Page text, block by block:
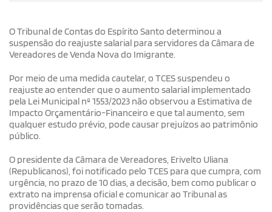
O Tribunal de Contas do Espírito Santo determinou a
suspensão do reajuste salarial para servidores da Câmara de
Vereadores de Venda Nova do Imigrante.
Por meio de uma medida cautelar, o TCES suspendeu o
reajuste ao entender que o aumento salarial implementado
pela Lei Municipal nº 1553/2023 não observou a Estimativa de
Impacto Orçamentário-Financeiro e que tal aumento, sem
qualquer estudo prévio, pode causar prejuízos ao patrimônio
público.
O presidente da Câmara de Vereadores, Erivelto Uliana
(Republicanos), foi notificado pelo TCES para que cumpra, com
urgência, no prazo de 10 dias, a decisão, bem como publicar o
extrato na imprensa oficial e comunicar ao Tribunal as
providências que serão tomadas.